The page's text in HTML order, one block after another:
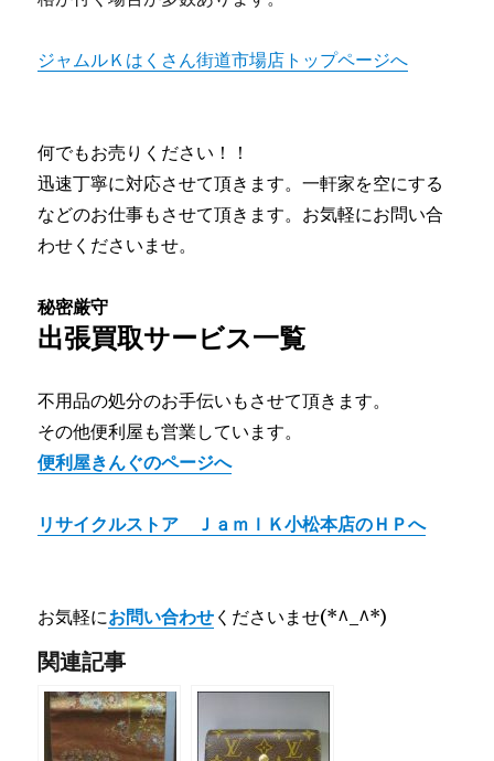
ジャムルＫはくさん街道市場店トップページへ
何でもお売りください！！
迅速丁寧に対応させて頂きます。一軒家を空にする
などのお仕事もさせて頂きます。お気軽にお問い合
わせくださいませ。
秘密厳守
出張買取サービス一覧
不用品の処分のお手伝いもさせて頂きます。
その他便利屋も営業しています。
便利屋きんぐのページへ
リサイクルストア ＪａｍｌＫ小松本店のＨＰへ
お気軽にお問い合わせ くださいませ(*^_^*)
関連記事